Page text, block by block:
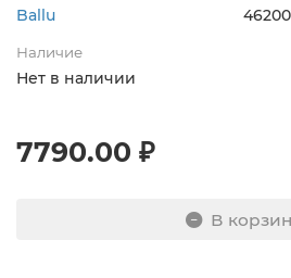
Ballu
Наличие
Нет в наличии
7790.00 ₽
В